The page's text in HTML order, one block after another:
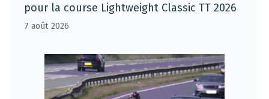
pour la course Lightweight Classic TT 2026
7 août 2026